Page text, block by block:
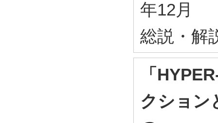
年12月
総説・解
「
クショ